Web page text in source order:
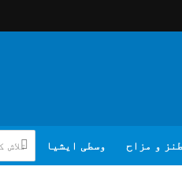
طنز و مزاح وسطی ایشیا